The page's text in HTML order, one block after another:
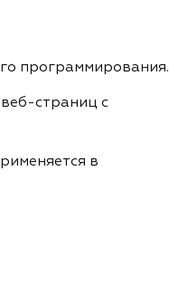
программирования.
страниц с
в